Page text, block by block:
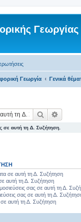
Γεωργίας
Γεωργία Γενικά
Αναζήτηση
σε αυτή τη Δ. Συζήτηση.
σε αυτή τη Δ. Συζήτηση
αυτή τη Δ. Συζήτηση
σας σε αυτή τη Δ.
σας σε αυτή τη Δ.
αυτή τη Δ. Συζήτηση